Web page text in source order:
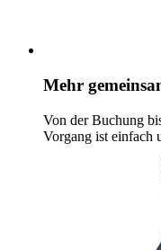
Mehr
Von der Buchung
Vorgang ist einfach